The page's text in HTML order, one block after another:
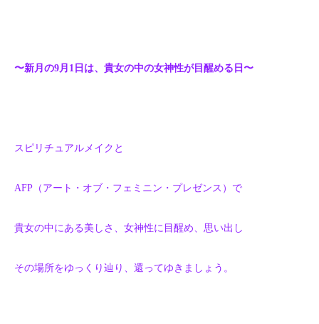
〜新月の9月1日は、貴女の中の女神性が目醒める日〜
スピリチュアルメイクと
AFP（アート・オブ・フェミニン・プレゼンス）で
貴女の中にある美しさ、女神性に目醒め、思い出し
その場所をゆっくり辿り、還ってゆきましょう。